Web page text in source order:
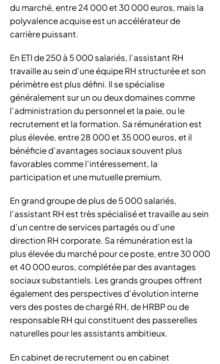
du marché, entre 24 000 et 30 000 euros, mais la
polyvalence acquise est un accélérateur de
carrière puissant.
En ETI de 250 à 5 000 salariés, l’assistant RH
travaille au sein d’une équipe RH structurée et son
périmètre est plus défini. Il se spécialise
généralement sur un ou deux domaines comme
l’administration du personnel et la paie, ou le
recrutement et la formation. Sa rémunération est
plus élevée, entre 28 000 et 35 000 euros, et il
bénéficie d’avantages sociaux souvent plus
favorables comme l’intéressement, la
participation et une mutuelle premium.
En grand groupe de plus de 5 000 salariés,
l’assistant RH est très spécialisé et travaille au sein
d’un centre de services partagés ou d’une
direction RH corporate. Sa rémunération est la
plus élevée du marché pour ce poste, entre 30 000
et 40 000 euros, complétée par des avantages
sociaux substantiels. Les grands groupes offrent
également des perspectives d’évolution interne
vers des postes de chargé RH, de HRBP ou de
responsable RH qui constituent des passerelles
naturelles pour les assistants ambitieux.
En cabinet de recrutement ou en cabinet